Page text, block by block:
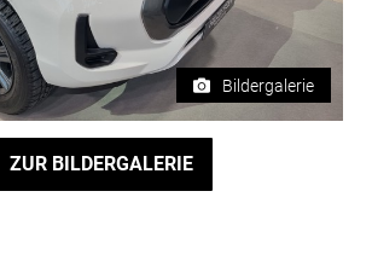
Bildergalerie
ZUR BILDERGALERIE